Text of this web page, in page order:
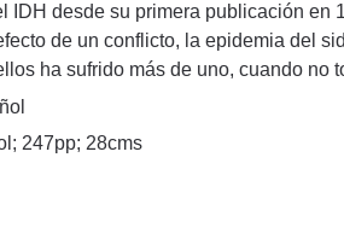
IDH desde su primera publicación en
de un conflicto, la epidemia del
ha sufrido más de uno, cuando no
247pp; 28cms